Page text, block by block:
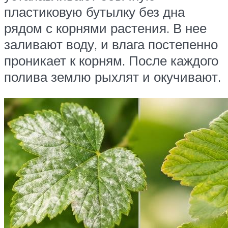
пластиковую бутылку без дна
рядом с корнями растения. В нее
заливают воду, и влага постепенно
проникает к корням. После каждого
полива землю рыхлят и окучивают.